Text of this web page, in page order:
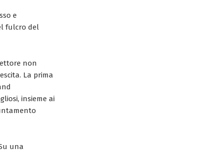
e
fulcro del
non
La prima
insieme ai
una